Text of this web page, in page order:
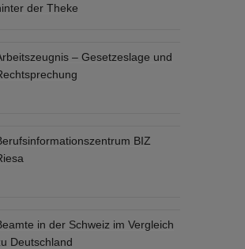
der Theke
– Gesetzeslage und
BIZ
in der Schweiz im Vergleich
Deutschland